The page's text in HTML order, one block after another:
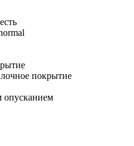
покрытие